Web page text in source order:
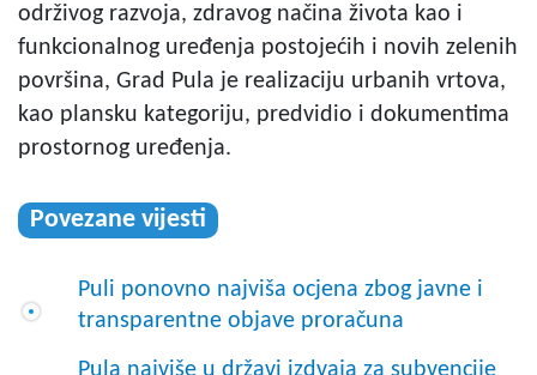
održivog razvoja, zdravog načina života kao i
funkcionalnog uređenja postojećih i novih zelenih
površina, Grad Pula je realizaciju urbanih vrtova,
kao plansku kategoriju, predvidio i dokumentima
prostornog uređenja.
Povezane vijesti
Puli ponovno najviša ocjena zbog javne i
transparentne objave proračuna
Pula najviše u državi izdvaja za subvencije